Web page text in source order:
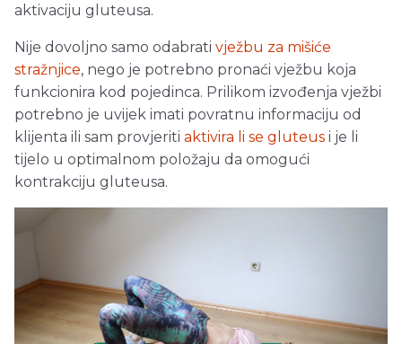
aktivaciju gluteusa.
Nije dovoljno samo odabrati vježbu za mišiće
stražnjice, nego je potrebno pronaći vježbu koja
funkcionira kod pojedinca. Prilikom izvođenja vježbi
potrebno je uvijek imati povratnu informaciju od
klijenta ili sam provjeriti aktivira li se gluteus i je li
tijelo u optimalnom položaju da omogući
kontrakciju gluteusa.